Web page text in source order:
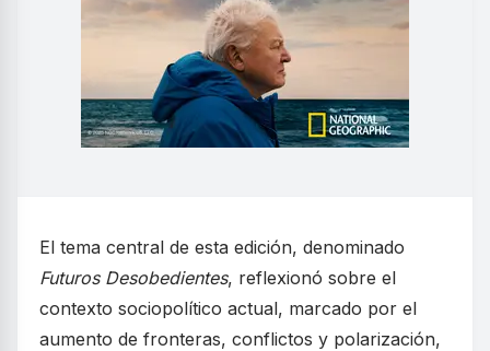
El tema central de esta edición, denominado
Futuros Desobedientes, reflexionó sobre el
contexto sociopolítico actual, marcado por el
aumento de fronteras, conflictos y polarización,